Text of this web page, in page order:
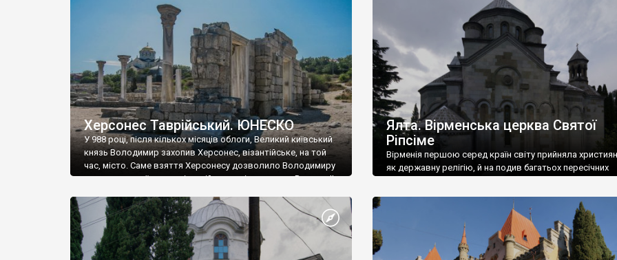
візантійської доби. Раритети викрадені з фондів об’єкту
культурної спадщини ЮНЕСКО «Херсонеса Таврійського».
Офіційно – на виставку «Золото Візантії», але експерти та
влада в Україні вважають це лише […]
називаються «повстяками» (postaki)…” “Вино. Крим
виробляє відмінне вино і його вдосталь: воно все
легке біле і дуже […]
Херсонес Таврійський. ЮНЕСКО
У 988 році, після кількох місяців облоги, Великий київський
князь Володимир захопив Херсонес, візантійське, на той
час, місто. Саме взяття Херсонесу дозволило Володимиру
диктувати свої умови візантійському імператору Василю ІІ,
Херсонесі Володимир-язичник, став Василем-
християнином. А потім було Хрещення Русі. На честь
Херсонесу Таврійського названо місто […]
Ялта. Вірменська церква Святої
Ріпсіме
Вірменія першою серед країн світу прийняла
як державну релігію, й на подив багатьох пересічних